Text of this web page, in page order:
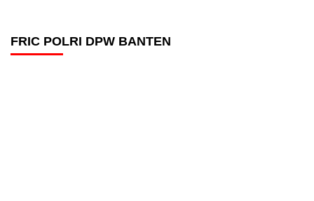
FRIC POLRI DPW BANTEN